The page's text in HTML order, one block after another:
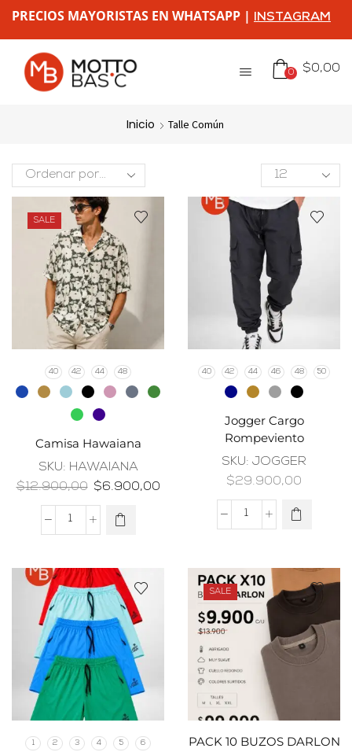
PRECIOS MAYORISTAS EN WHATSAPP | INSTAGRAM
0 $0,00
Inicio Talle Común
SALE
40 42 44 48
Camisa Hawaiana
SKU: HAWAIANA
$12.900,00 $6.900,00
40 42 44 46 48 50
Jogger Cargo
Rompeviento
SKU: JOGGER
$29.900,00
1 2 3 4 5 6
SALE
PACK 10 BUZOS DARLON